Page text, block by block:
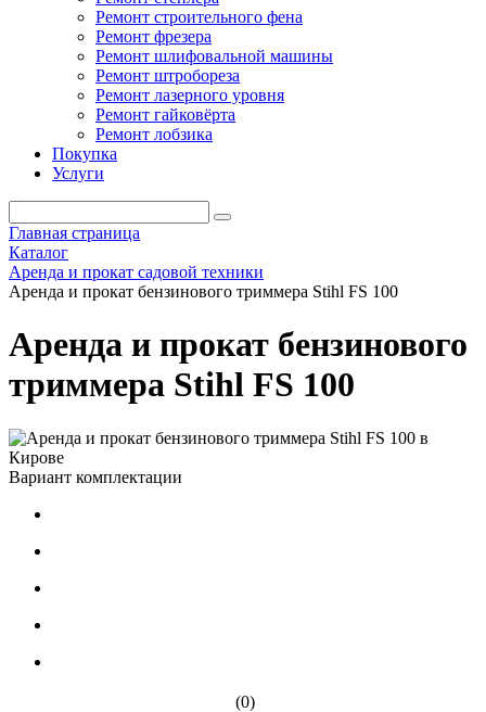
Ремонт строительного фена
Ремонт фрезера
Ремонт шлифовальной машины
Ремонт штробореза
Ремонт лазерного уровня
Ремонт гайковёрта
Ремонт лобзика
Покупка
Услуги
Главная страница
Каталог
Аренда и прокат садовой техники
Аренда и прокат бензинового триммера Stihl FS 100
Аренда и прокат бензинового
триммера Stihl FS 100
Вариант комплектации
(0)